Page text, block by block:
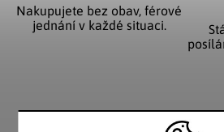
Nakupujete bez obav, férové
jednání v každé situaci.